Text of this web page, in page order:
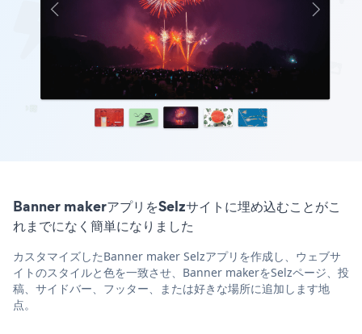
Banner makerアプリをSelzサイトに埋め込むことがこ
れまでになく簡単になりました
カスタマイズしたBanner maker Selzアプリを作成し、ウェブサ
イトのスタイルと色を一致させ、Banner makerをSelzページ、投
稿、サイドバー、フッター、または好きな場所に追加します地
点。